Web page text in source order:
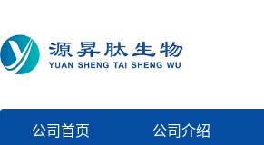
公司首页 公司介绍